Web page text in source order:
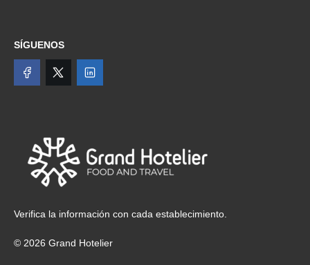
SÍGUENOS
Verifica la información con cada establecimiento.
© 2026 Grand Hotelier